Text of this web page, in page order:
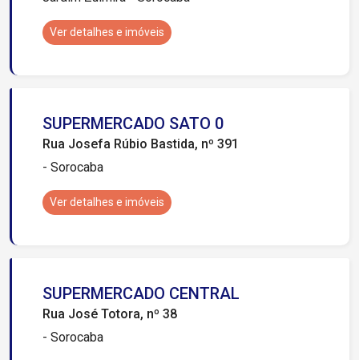
Ver detalhes e imóveis
SUPERMERCADO SATO 0
Rua Josefa Rúbio Bastida, nº 391
- Sorocaba
Ver detalhes e imóveis
SUPERMERCADO CENTRAL
Rua José Totora, nº 38
- Sorocaba